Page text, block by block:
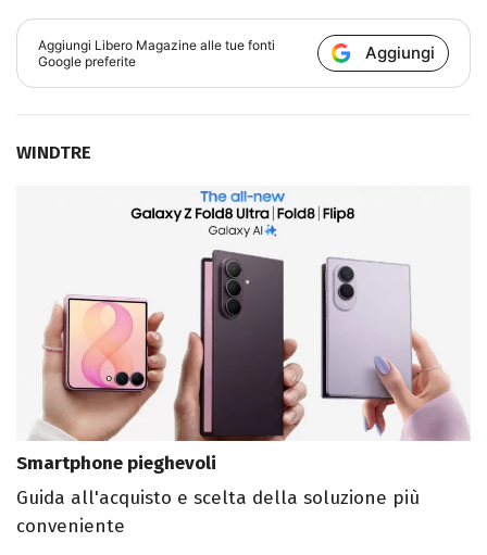
Aggiungi Libero Magazine alle tue fonti
Google preferite
Aggiungi
WINDTRE
Smartphone pieghevoli
Guida all'acquisto e scelta della soluzione più
conveniente